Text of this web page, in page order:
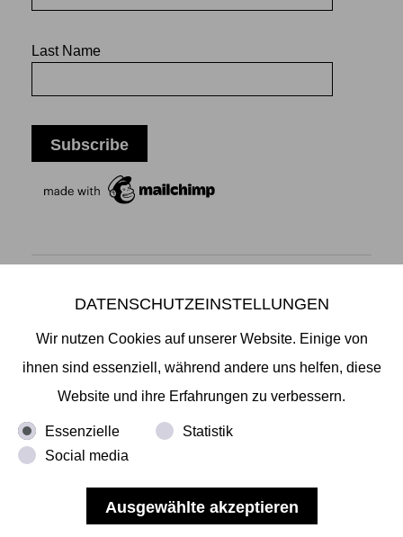
Last Name
Mikiko Sato Gallery ı Klosterwall 13 ı 20095 Hamburg
Di - Fr 13.00 - 19.00 ı Sa 13.00 - 18.00 u.n.V
vorbehalten.
DATENSCHUTZEINSTELLUNGEN
Wir nutzen Cookies auf unserer Website. Einige von
ihnen sind essenziell, während andere uns helfen, diese
Website und ihre Erfahrungen zu verbessern.
Essenzielle
Statistik
Social media